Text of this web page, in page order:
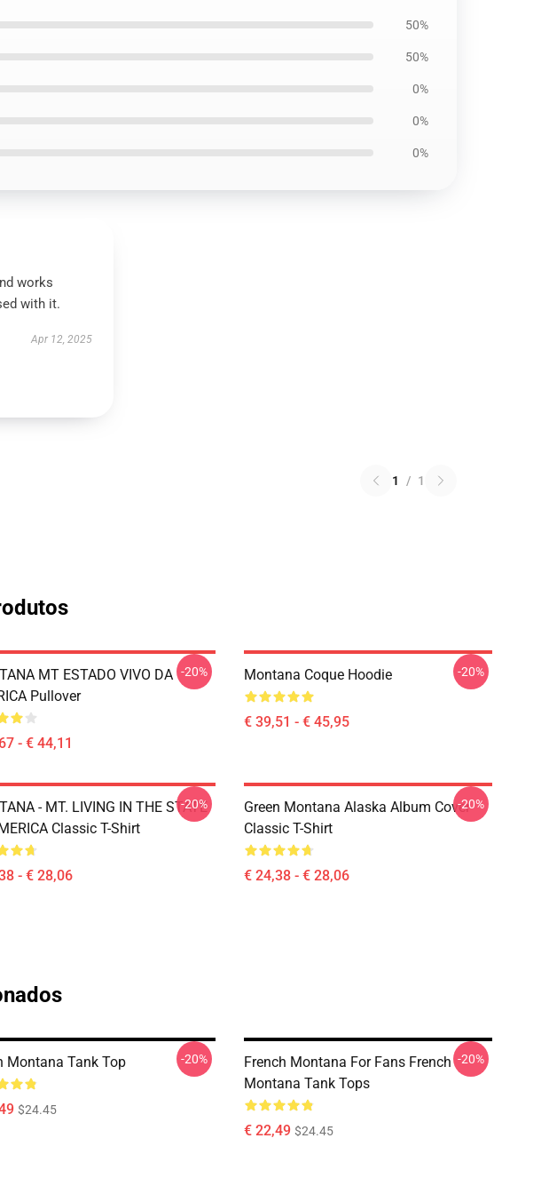
50%
50%
0%
0%
0%
works
with it.
Apr 12, 2025
1 / 1
MT ESTADO VIVO DA
Pullover
- € 44,11
-20% Montana Coque Hoodie
€ 39,51 - € 45,95
-20%
- MT. LIVING IN THE STATE
Classic T-Shirt
- € 28,06
-20%
Green Montana Alaska Album Cover
Classic T-Shirt
€ 24,38 - € 28,06
-20%
Montana Tank Top
$24.45
-20%
French Montana For Fans French
Montana Tank Tops
€ 22,49 $24.45
-20%